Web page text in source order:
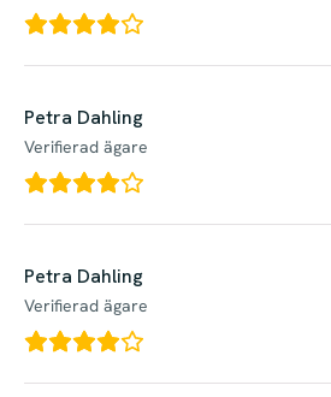
Petra Dahling
Verifierad ägare
Petra Dahling
Verifierad ägare